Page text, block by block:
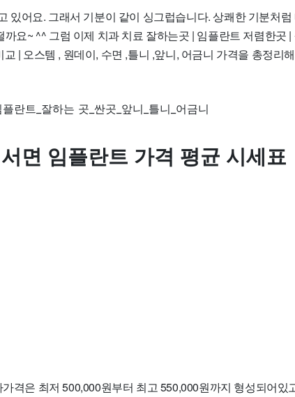
있어요. 그래서 기분이 같이 싱그럽습니다. 상쾌한 기분처
요~ ^^ 그럼 이제 치과 치료 잘하는곳 | 임플란트 저렴한곳 |
| 오스템 , 원데이, 수면 ,틀니 ,앞니, 어금니 가격을 총정리
면 임플란트 가격 평균 시세표
격은 최저 500,000원부터 최고 550,000원까지 형성되어있